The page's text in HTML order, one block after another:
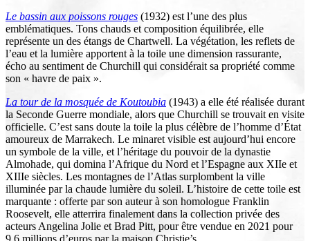
Le bassin aux poissons rouges (1932) est l’une des plus
emblématiques. Tons chauds et composition équilibrée, elle
représente un des étangs de Chartwell. La végétation, les reflets de
l’eau et la lumière apportent à la toile une dimension rassurante,
écho au sentiment de Churchill qui considérait sa propriété comme
son « havre de paix ».
La tour de la mosquée de Koutoubia (1943) a elle été réalisée durant
la Seconde Guerre mondiale, alors que Churchill se trouvait en visite
officielle. C’est sans doute la toile la plus célèbre de l’homme d’État
amoureux de Marrakech. Le minaret visible est aujourd’hui encore
un symbole de la ville, et l’héritage du pouvoir de la dynastie
Almohade, qui domina l’Afrique du Nord et l’Espagne aux XIIe et
XIIIe siècles. Les montagnes de l’Atlas surplombent la ville
illuminée par la chaude lumière du soleil. L’histoire de cette toile est
marquante : offerte par son auteur à son homologue Franklin
Roosevelt, elle atterrira finalement dans la collection privée des
acteurs Angelina Jolie et Brad Pitt, pour être vendue en 2021 pour